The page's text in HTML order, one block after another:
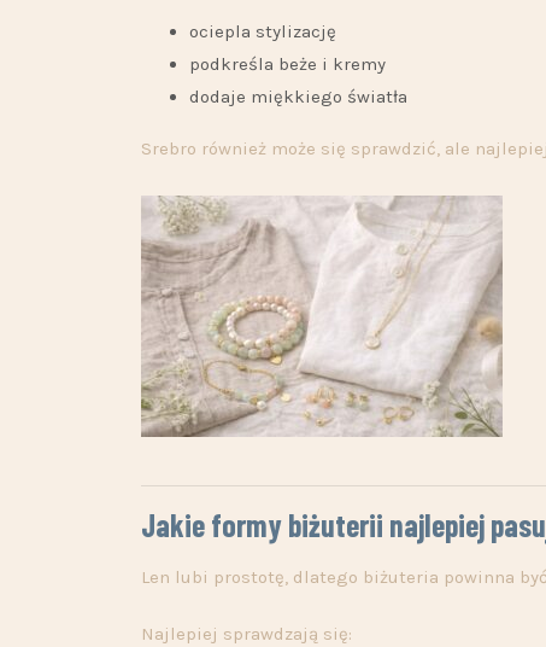
ociepla stylizację
podkreśla beże i kremy
dodaje miękkiego światła
Srebro również może się sprawdzić, ale
Jakie formy biżuterii najlepiej
Len lubi prostotę, dlatego biżuteria powinna
Najlepiej sprawdzają się: